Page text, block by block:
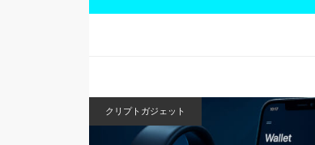
クリプトガジェット